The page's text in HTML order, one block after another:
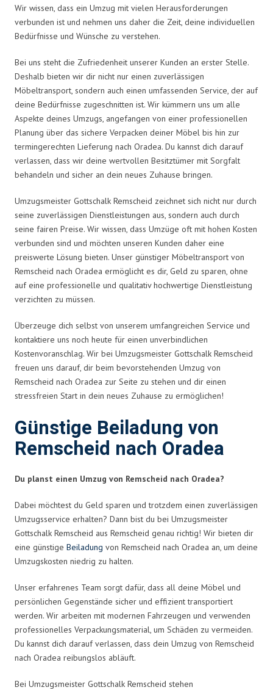
Wir wissen, dass ein Umzug mit vielen Herausforderungen
verbunden ist und nehmen uns daher die Zeit, deine individuellen
Bedürfnisse und Wünsche zu verstehen.
Bei uns steht die Zufriedenheit unserer Kunden an erster Stelle.
Deshalb bieten wir dir nicht nur einen zuverlässigen
Möbeltransport, sondern auch einen umfassenden Service, der auf
deine Bedürfnisse zugeschnitten ist. Wir kümmern uns um alle
Aspekte deines Umzugs, angefangen von einer professionellen
Planung über das sichere Verpacken deiner Möbel bis hin zur
termingerechten Lieferung nach Oradea. Du kannst dich darauf
verlassen, dass wir deine wertvollen Besitztümer mit Sorgfalt
behandeln und sicher an dein neues Zuhause bringen.
Umzugsmeister Gottschalk Remscheid zeichnet sich nicht nur durch
seine zuverlässigen Dienstleistungen aus, sondern auch durch
seine fairen Preise. Wir wissen, dass Umzüge oft mit hohen Kosten
verbunden sind und möchten unseren Kunden daher eine
preiswerte Lösung bieten. Unser günstiger Möbeltransport von
Remscheid nach Oradea ermöglicht es dir, Geld zu sparen, ohne
auf eine professionelle und qualitativ hochwertige Dienstleistung
verzichten zu müssen.
Überzeuge dich selbst von unserem umfangreichen Service und
kontaktiere uns noch heute für einen unverbindlichen
Kostenvoranschlag. Wir bei Umzugsmeister Gottschalk Remscheid
freuen uns darauf, dir beim bevorstehenden Umzug von
Remscheid nach Oradea zur Seite zu stehen und dir einen
stressfreien Start in dein neues Zuhause zu ermöglichen!
Günstige Beiladung von
Remscheid nach Oradea
Du planst einen Umzug von Remscheid nach Oradea?
Dabei möchtest du Geld sparen und trotzdem einen zuverlässigen
Umzugsservice erhalten? Dann bist du bei Umzugsmeister
Gottschalk Remscheid aus Remscheid genau richtig! Wir bieten dir
eine günstige Beiladung von Remscheid nach Oradea an, um deine
Umzugskosten niedrig zu halten.
Unser erfahrenes Team sorgt dafür, dass all deine Möbel und
persönlichen Gegenstände sicher und effizient transportiert
werden. Wir arbeiten mit modernen Fahrzeugen und verwenden
professionelles Verpackungsmaterial, um Schäden zu vermeiden.
Du kannst dich darauf verlassen, dass dein Umzug von Remscheid
nach Oradea reibungslos abläuft.
Bei Umzugsmeister Gottschalk Remscheid stehen